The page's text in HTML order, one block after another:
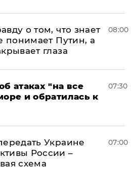
о том, что знает
понимает Путин, а
глаза
08:00
атаках "на все
и обратилась к
07:30
Украине
России –
схема
07:00